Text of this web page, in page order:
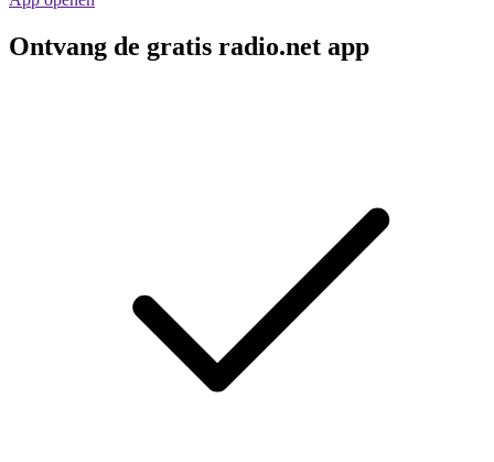
Ontvang de gratis radio.net app